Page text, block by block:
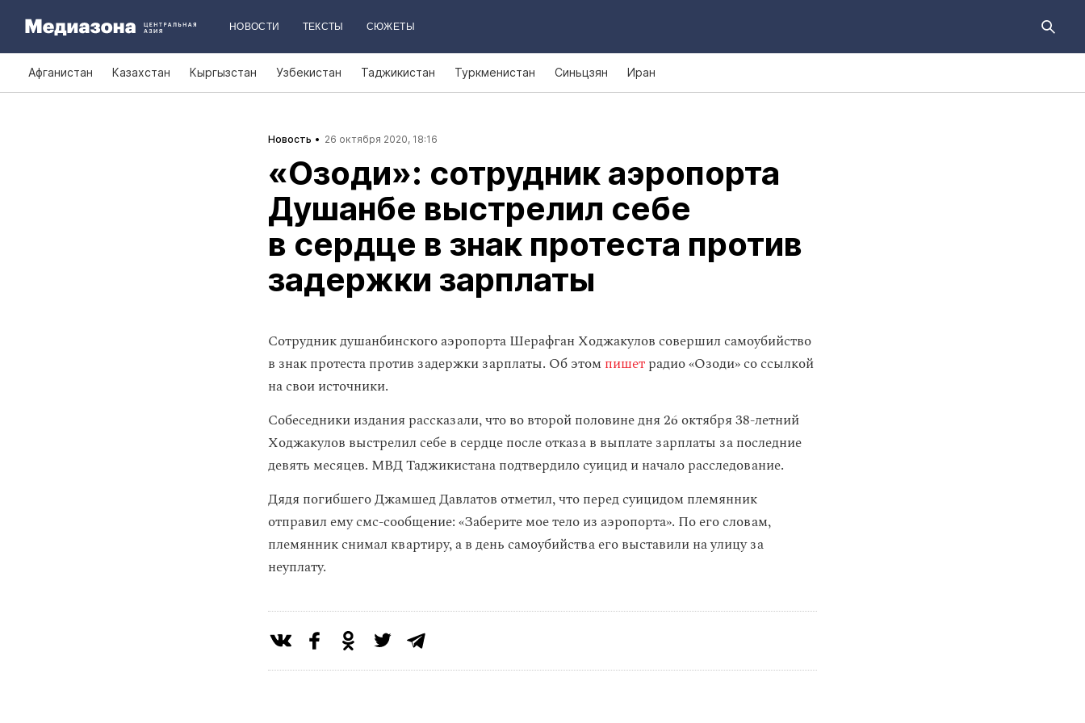
НОВОСТИ ТЕКСТЫ СЮЖЕТЫ
Афганистан Казахстан Кыргызстан Узбекистан Таджикистан Туркменистан Синьцзян Иран
Новость 26 октября 2020, 18:16
«Озоди»: сотрудник аэропорта
Душанбе выстрелил себе
в сердце в знак протеста против
задержки зарплаты
Сотрудник душанбинского аэропорта Шерафган Ходжакулов совершил самоубийство
в знак протеста против задержки зарплаты. Об этом пишетрадио «Озоди» со ссылкой
на свои источники.
Собеседники издания рассказали, что во второй половине дня 26 октября 38-летний
Ходжакулов выстрелил себе в сердце после отказа в выплате зарплаты за последние
девять месяцев. МВД Таджикистана подтвердило суицид и начало расследование.
Дядя погибшего Джамшед Давлатов отметил, что перед суицидом племянник
отправил ему смс-сообщение: «Заберите мое тело из аэропорта». По его словам,
племянник снимал квартиру, а в день самоубийства его выставили на улицу за
неуплату.